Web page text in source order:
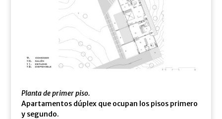
Planta de primer piso.
Apartamentos dúplex que ocupan los pisos primero
y segundo.